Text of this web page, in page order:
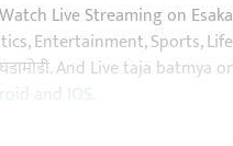
Live Streaming on
Entertainment, Sports,
घडामोडी. And Live taja
IOS